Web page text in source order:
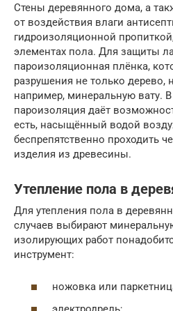
Стены деревянного дома, а
от воздействия влаги
гидроизоляционной
элементах пола. Для защиты
пароизоляционная плёнка,
разрушения не только дерево,
например, минеральную вату.
пароизоляция даёт
есть, насыщённый водой
беспрепятственно проходить
изделия из древесины.
Утепление пола в
Для утепления пола в
случаев выбирают
изолирующих работ
инструмент:
ножовка или